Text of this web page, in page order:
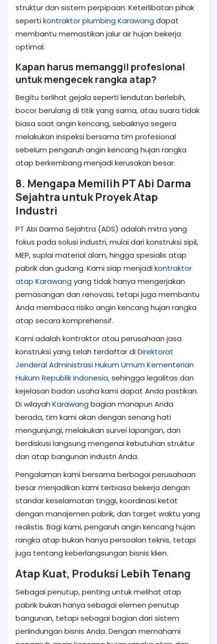
struktur dan sistem perpipaan. Keterlibatan pihak
sepertikontraktor plumbing Karawangdapat
membantu memastikan jalur air hujan bekerja
optimal.
Kapan harus memanggil profesional
untuk mengecek rangka atap?
Begitu terlihat gejala seperti lendutan berlebih,
bocor berulang di titik yang sama, atau suara tidak
biasa saat angin kencang, sebaiknya segera
melakukan inspeksi bersama tim profesional
sebelum pengaruh angin kencang hujan rangka
atap berkembang menjadi kerusakan besar.
8. Mengapa Memilih PT Abi Darma
Sejahtra untuk Proyek Atap
Industri
PT Abi Darma Sejahtra (ADS) adalah mitra yang
fokus pada solusi industri, mulai dari konstruksi sipil,
MEP, suplai material alam, hingga spesialis atap
pabrik dan gudang. Kami siap menjadikontraktor
atap Karawangyang tidak hanya mengerjakan
pemasangan dan renovasi, tetapi juga membantu
Anda membaca risiko angin kencang hujan rangka
atap secara komprehensif.
Kami adalah kontraktor atau perusahaan jasa
konstruksi yang telah terdaftar diDirektorat
Jenderal Administrasi Hukum Umum Kementerian
Hukum Republik Indonesia, sehingga legalitas dan
kejelasan badan usaha kami dapat Anda pastikan.
Di wilayah Karawangbagian manapun Anda
berada, tim kami akan dengan senang hati
mengunjungi, melakukan survei lapangan, dan
berdiskusi langsung mengenai kebutuhan struktur
dan atap bangunan industri Anda.
Pengalaman kami bersama berbagai perusahaan
besar menjadikan kami terbiasa bekerja dengan
standar keselamatan tinggi, koordinasi ketat
dengan manajemen pabrik, dan target waktu yang
realistis. Bagi kami, pengaruh angin kencang hujan
rangka atap bukan hanya persoalan teknis, tetapi
juga tentang keberlangsungan bisnis klien.
Atap Kuat, Produksi Lebih Tenang
Sebagai penutup, penting untuk melihat atap
pabrik bukan hanya sebagai elemen penutup
bangunan, tetapi sebagai bagian dari sistem
perlindungan bisnis Anda. Dengan memahami